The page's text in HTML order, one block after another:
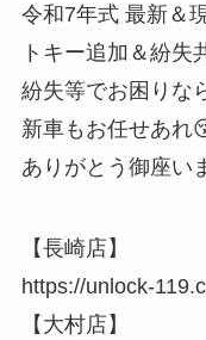
令和7年式 最新＆
トキー追加＆紛失
紛失等でお困りな
新車もお任せあれ
ありがとう御座い
【長崎店】
https://unlock-
【大村店】